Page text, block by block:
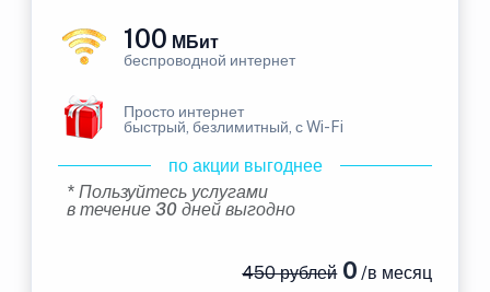
100 МБит
беспроводной интернет
Просто интернет
быстрый, безлимитный, с Wi-Fi
по акции выгоднее
* Пользуйтесь услугами
в течение 30 дней выгодно
450 рублей0 /в месяц